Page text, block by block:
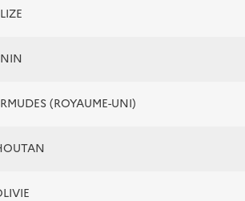
(ROYAUME-UNI)